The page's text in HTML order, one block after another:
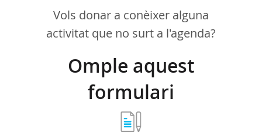
Vols donar a conèixer alguna
activitat que no surt a l'agenda?
Omple aquest
formulari